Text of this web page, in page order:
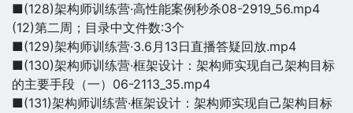
■(128)架构师训练营·高性能案例秒杀08-2919_56.mp4
(12)第二周；目录中文件数:3个
■(129)架构师训练营·3.6月13日直播答疑回放.mp4
■(130)架构师训练营·框架设计：架构师实现自己架构目标
的主要手段（一）06-2113_35.mp4
■(131)架构师训练营·框架设计：架构师实现自己架构目标